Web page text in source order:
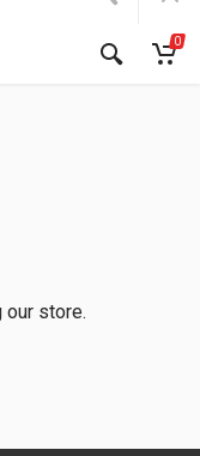
0
our store.